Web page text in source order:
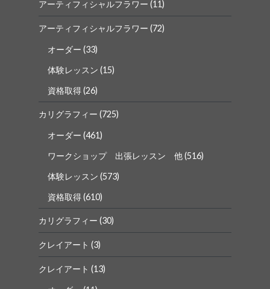
示 示
アーティフィシャルフラワー (11)
アーティフィシャルフラワー (72)
オーダー (33)
体験レッスン (15)
資格取得(26)
カリグラフィー (725)
オーダー (461)
ワークショップ 出張レッスン 他(516)
体験レッスン (573)
資格取得(610)
カリグラフィー (30)
クレイアート (3)
クレイアート (13)